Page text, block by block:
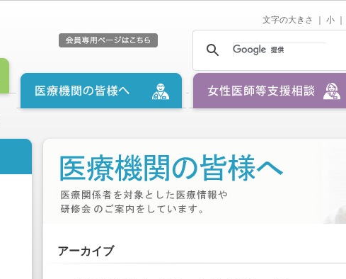
文字の大きさ ｜ 小
アーカイブ